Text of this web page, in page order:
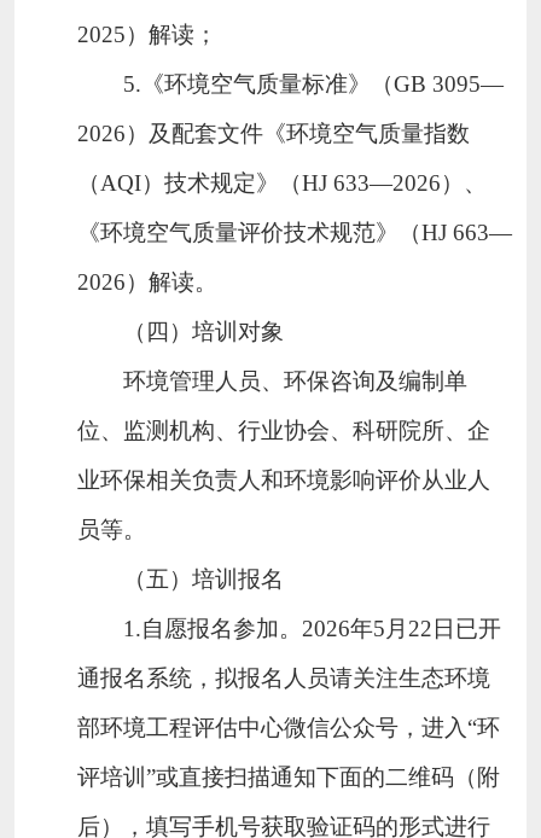
2025）解读；
5.《环境空气质量标准》（GB 3095—
2026）及配套文件《环境空气质量指数
（AQI）技术规定》（HJ 633—2026）、
《环境空气质量评价技术规范》（HJ 663—
2026）解读。
（四）培训对象
环境管理人员、环保咨询及编制单
位、监测机构、行业协会、科研院所、企
业环保相关负责人和环境影响评价从业人
员等。
（五）培训报名
1.自愿报名参加。2026年5月22日已开
通报名系统，拟报名人员请关注生态环境
部环境工程评估中心微信公众号，进入“环
评培训”或直接扫描通知下面的二维码（附
后），填写手机号获取验证码的形式进行